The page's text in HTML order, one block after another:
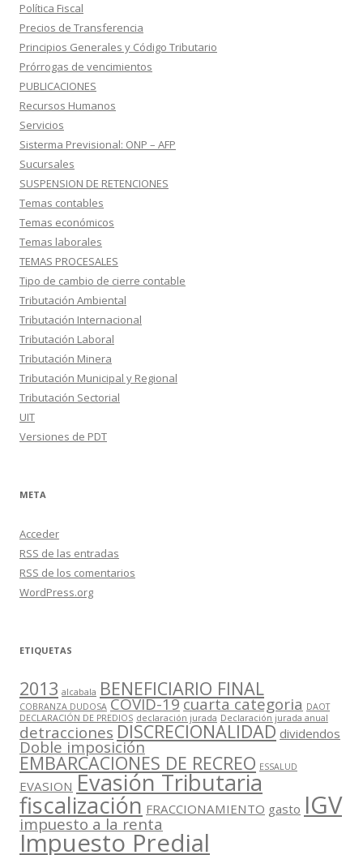
Política Fiscal
Precios de Transferencia
Principios Generales y Código Tributario
Prórrogas de vencimientos
PUBLICACIONES
Recursos Humanos
Servicios
Sisterma Previsional: ONP – AFP
Sucursales
SUSPENSION DE RETENCIONES
Temas contables
Temas económicos
Temas laborales
TEMAS PROCESALES
Tipo de cambio de cierre contable
Tributación Ambiental
Tributación Internacional
Tributación Laboral
Tributación Minera
Tributación Municipal y Regional
Tributación Sectorial
UIT
Versiones de PDT
META
Acceder
RSS de las entradas
RSS de los comentarios
WordPress.org
ETIQUETAS
2013 alcabala BENEFICIARIO FINAL
COBRANZA DUDOSA COVID-19cuarta categoria DAOT
DECLARACIÓN DE PREDIOS declaración jurada Declaración jurada anual
detracciones DISCRECIONALIDAD dividendos
Doble imposición
EMBARCACIONES DE RECREO ESSALUD
EVASION Evasión Tributaria
fiscalización FRACCIONAMIENTO gasto IGV
impuesto a la renta
Impuesto Predial